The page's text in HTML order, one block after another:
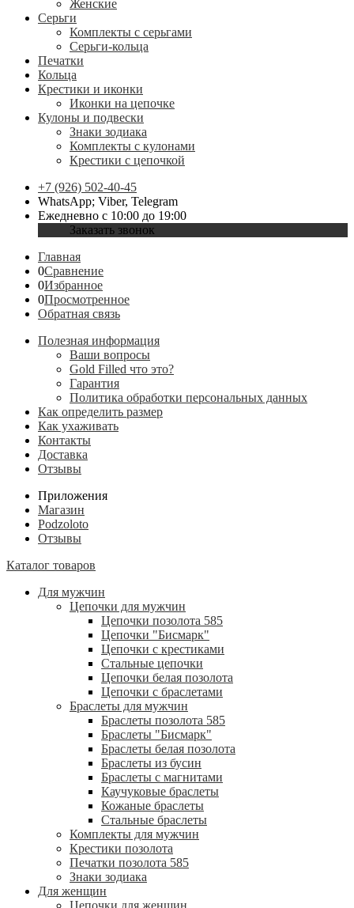
Женские
Серьги
Комплекты с серьгами
Серьги-кольца
Печатки
Кольца
Крестики и иконки
Иконки на цепочке
Кулоны и подвески
Знаки зодиака
Комплекты с кулонами
Крестики с цепочкой
+7 (926) 502-40-45
WhatsApp; Viber, Telegram
Ежедневно с 10:00 до 19:00
Заказать звонок
Главная
0Сравнение
0Избранное
0Просмотренное
Обратная связь
Полезная информация
Ваши вопросы
Gold Filled что это?
Гарантия
Политика обработки персональных данных
Как определить размер
Как ухаживать
Контакты
Доставка
Отзывы
Приложения
Магазин
Podzoloto
Отзывы
Каталог товаров
Для мужчин
Цепочки для мужчин
Цепочки позолота 585
Цепочки "Бисмарк"
Цепочки с крестиками
Стальные цепочки
Цепочки белая позолота
Цепочки с браслетами
Браслеты для мужчин
Браслеты позолота 585
Браслеты "Бисмарк"
Браслеты белая позолота
Браслеты из бусин
Браслеты с магнитами
Каучуковые браслеты
Кожаные браслеты
Стальные браслеты
Комплекты для мужчин
Крестики позолота
Печатки позолота 585
Знаки зодиака
Для женщин
Цепочки для женщин